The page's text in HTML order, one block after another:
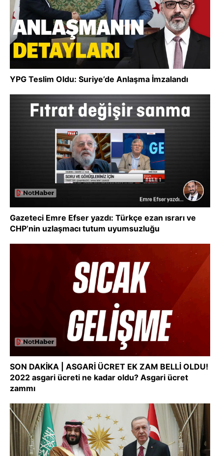
YPG Teslim Oldu: Suriye’de Anlaşma İmzalandı
Gazeteci Emre Efser yazdı: Türkçe ezan ısrarı ve
CHP’nin uzlaşmacı tutum uyumsuzluğu
SON DAKİKA | ASGARİ ÜCRET EK ZAM BELLİ OLDU!
2022 asgari ücreti ne kadar oldu? Asgari ücret
zammı